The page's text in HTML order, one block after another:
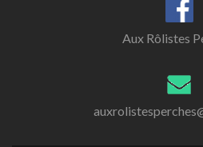
Aux Rôlistes